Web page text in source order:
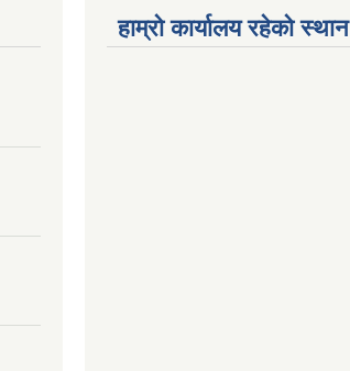
हाम्रो कार्यालय रहेको स्थान